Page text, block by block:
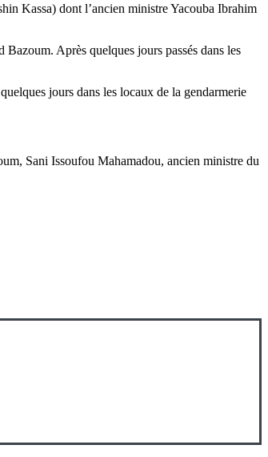
Kassa) dont l’ancien ministre Yacouba Ibrahim
Après quelques jours passés dans les
jours dans les locaux de la gendarmerie
Sani Issoufou Mahamadou, ancien ministre du